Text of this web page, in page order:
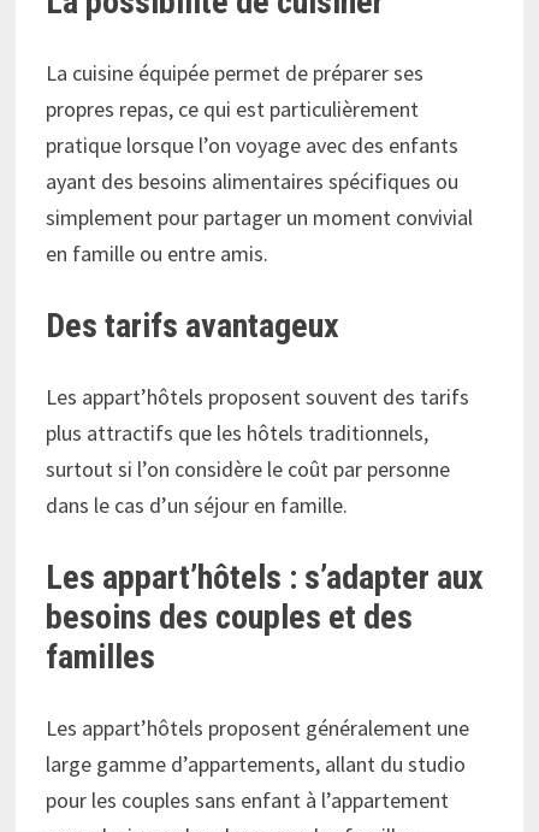
La cuisine équipée permet de préparer ses
propres repas, ce qui est particulièrement
pratique lorsque l’on voyage avec des enfants
ayant des besoins alimentaires spécifiques ou
simplement pour partager un moment convivial
en famille ou entre amis.
Des tarifs avantageux
Les appart’hôtels proposent souvent des tarifs
plus attractifs que les hôtels traditionnels,
surtout si l’on considère le coût par personne
dans le cas d’un séjour en famille.
Les appart’hôtels : s’adapter aux
besoins des couples et des
familles
Les appart’hôtels proposent généralement une
large gamme d’appartements, allant du studio
pour les couples sans enfant à l’appartement